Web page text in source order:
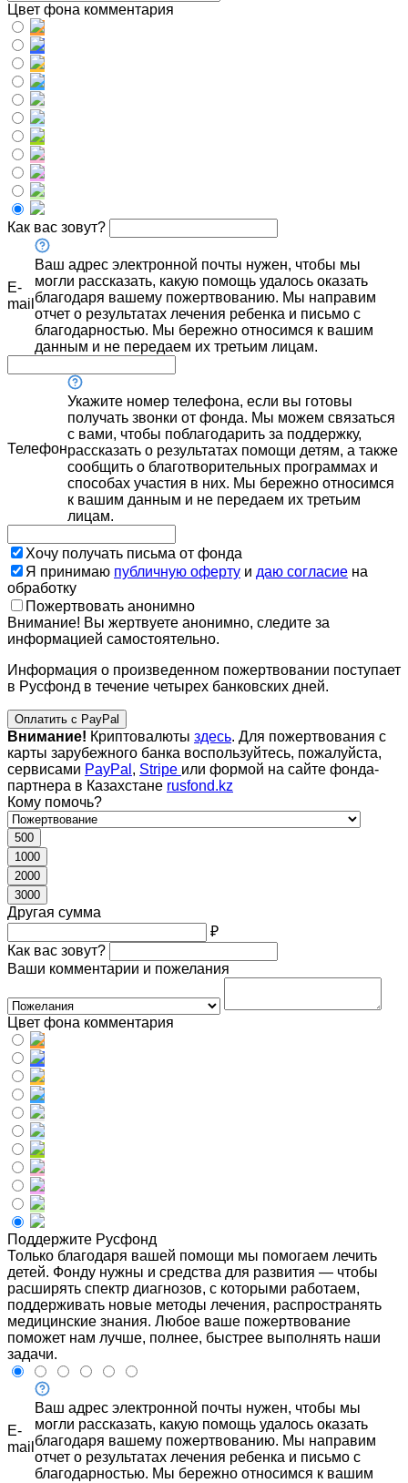
Цвет фона комментария
Как вас зовут?
E-
mail
Ваш адрес электронной почты нужен, чтобы мы
могли рассказать, какую помощь удалось оказать
благодаря вашему пожертвованию. Мы направим
отчет о результатах лечения ребенка и письмо с
благодарностью. Мы бережно относимся к вашим
данным и не передаем их третьим лицам.
Телефон
Укажите номер телефона, если вы готовы
получать звонки от фонда. Мы можем связаться
с вами, чтобы поблагодарить за поддержку,
рассказать о результатах помощи детям, а также
сообщить о благотворительных программах и
способах участия в них. Мы бережно относимся
к вашим данным и не передаем их третьим
лицам.
Хочу получать письма от фонда
Я принимаю публичную оферту и даю согласие на
обработку
Пожертвовать анонимно
Внимание! Вы жертвуете анонимно, следите за
информацией самостоятельно.
Информация о произведенном пожертвовании поступает
в Русфонд в течение четырех банковских дней.
Оплатить с PayPal
Внимание! Криптовалюты здесь. Для пожертвования с
карты зарубежного банка воспользуйтесь, пожалуйста,
сервисами PayPal , Stripe или формой на сайте фонда-
партнера в Казахстане rusfond.kz
Кому помочь?
500
1000
2000
3000
Другая сумма
₽
Как вас зовут?
Ваши комментарии и пожелания
Цвет фона комментария
Поддержите Русфонд
Только благодаря вашей помощи мы помогаем лечить
детей. Фонду нужны и средства для развития — чтобы
расширять спектр диагнозов, с которыми работаем,
поддерживать новые методы лечения, распространять
медицинские знания. Любое ваше пожертвование
поможет нам лучше, полнее, быстрее выполнять наши
задачи.
E-
mail
Ваш адрес электронной почты нужен, чтобы мы
могли рассказать, какую помощь удалось оказать
благодаря вашему пожертвованию. Мы направим
отчет о результатах лечения ребенка и письмо с
благодарностью. Мы бережно относимся к вашим